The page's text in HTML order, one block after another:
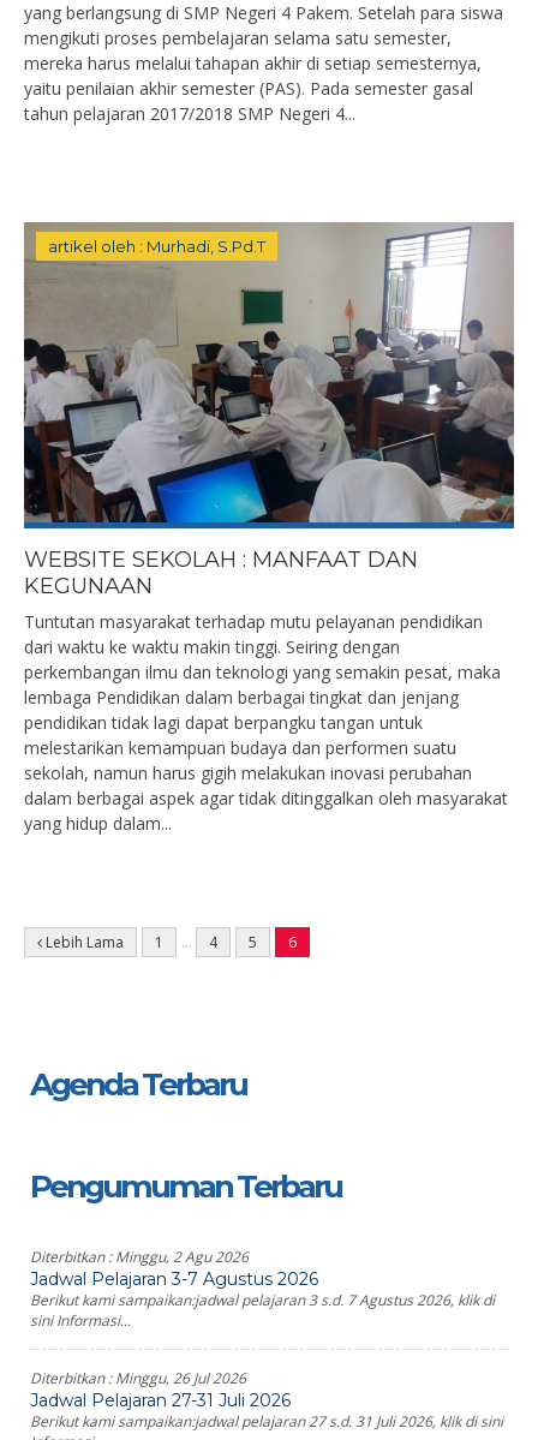
yang berlangsung di SMP Negeri 4 Pakem. Setelah para siswa
mengikuti proses pembelajaran selama satu semester,
mereka harus melalui tahapan akhir di setiap semesternya,
yaitu penilaian akhir semester (PAS). Pada semester gasal
tahun pelajaran 2017/2018 SMP Negeri 4...
artikel oleh : Murhadi, S.Pd.T
WEBSITE SEKOLAH : MANFAAT DAN
KEGUNAAN
Tuntutan masyarakat terhadap mutu pelayanan pendidikan
dari waktu ke waktu makin tinggi. Seiring dengan
perkembangan ilmu dan teknologi yang semakin pesat, maka
lembaga Pendidikan dalam berbagai tingkat dan jenjang
pendidikan tidak lagi dapat berpangku tangan untuk
melestarikan kemampuan budaya dan performen suatu
sekolah, namun harus gigih melakukan inovasi perubahan
dalam berbagai aspek agar tidak ditinggalkan oleh masyarakat
yang hidup dalam...
Lebih Lama 1 … 4 5 6
Agenda Terbaru
Pengumuman Terbaru
Diterbitkan :Minggu, 2 Agu 2026
Jadwal Pelajaran 3-7 Agustus 2026
Berikut kami sampaikan:jadwal pelajaran 3 s.d. 7 Agustus 2026, klik di
sini Informasi...
Diterbitkan :Minggu, 26 Jul 2026
Jadwal Pelajaran 27-31 Juli 2026
Berikut kami sampaikan:jadwal pelajaran 27 s.d. 31 Juli 2026, klik di sini